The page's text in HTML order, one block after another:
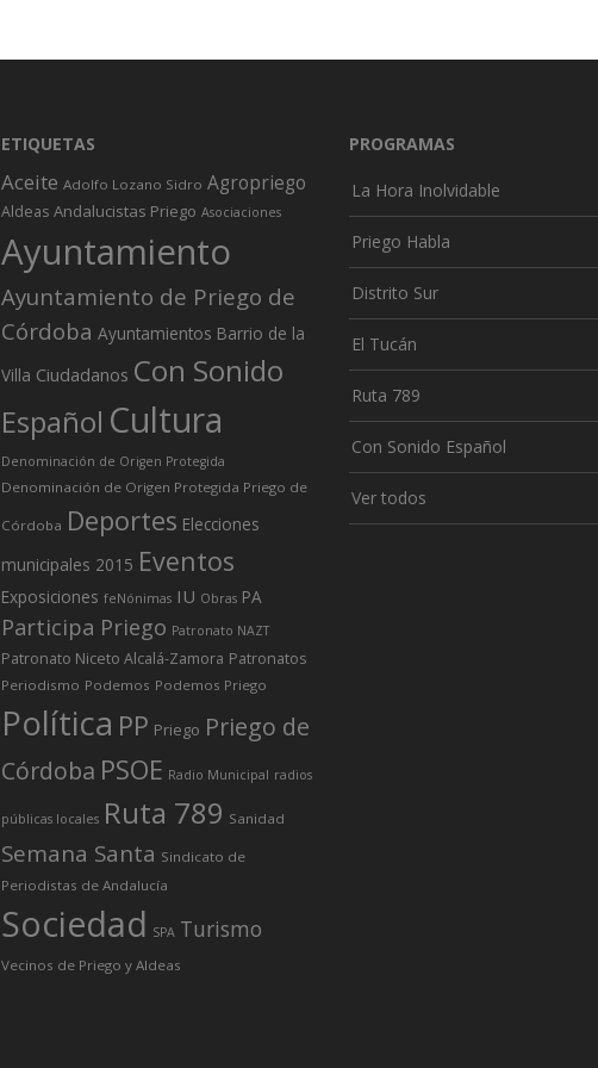
ETIQUETAS
Aceite Adolfo Lozano Sidro Agropriego
Aldeas Andalucistas Priego Asociaciones
Ayuntamiento
Ayuntamiento de Priego de
Córdoba Ayuntamientos Barrio de la
Villa Ciudadanos Con Sonido
Español Cultura
Denominación de Origen Protegida
Denominación de Origen Protegida Priego de
Córdoba Deportes Elecciones
municipales 2015 Eventos
Exposiciones feNónimas IU Obras PA
Participa Priego Patronato NAZT
Patronato Niceto Alcalá-Zamora Patronatos
Periodismo Podemos Podemos Priego
Política PP Priego Priego de
Córdoba PSOE Radio Municipal radios
públicas locales Ruta 789 Sanidad
Semana Santa Sindicato de
Periodistas de Andalucía
Sociedad SPA Turismo
Vecinos de Priego y Aldeas
PROGRAMAS
La Hora Inolvidable
Priego Habla
Distrito Sur
El Tucán
Ruta 789
Con Sonido Español
Ver todos